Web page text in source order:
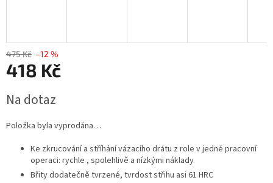
475 Kč –12 %
418 Kč
cena:
Na dotaz
Položka byla vyprodána…
Ke zkrucování a stříhání vázacího drátu z role v jedné pracovní
operaci: rychle , spolehlivě a nízkými náklady
Břity dodatečně tvrzené, tvrdost střihu asi 61 HRC